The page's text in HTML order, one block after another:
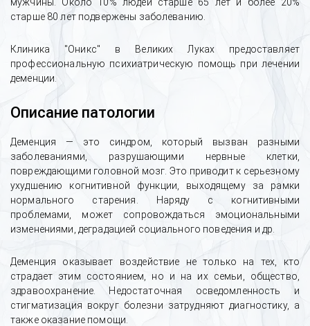
старше 80 лет подвержены заболеванию.
Клиника "Оникс" в Великих Луках предоставляет
профессиональную психиатрическую помощь при лечении
деменции.
Описание патологии
Деменция — это синдром, который вызван разными
заболеваниями, разрушающими нервные клетки,
повреждающими головной мозг. Это приводит к серьезному
ухудшению когнитивной функции, выходящему за рамки
нормального старения. Наряду с когнитивными
проблемами, может сопровождаться эмоциональными
изменениями, деградацией социального поведения и др.
Деменция оказывает воздействие не только на тех, кто
страдает этим состоянием, но и на их семьи, общество,
здравоохранение. Недостаточная осведомленность и
стигматизация вокруг болезни затрудняют диагностику, а
также оказание помощи.